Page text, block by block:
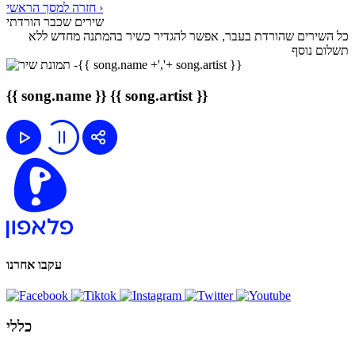
חזרה למסך הראשי ›
שירים שכבר הורדתי
כל השירים שהורדת בעבר, אפשר להגדיר כשיר בהמתנה מחדש ללא
תשלום נוסף
{{ song.name }} {{ song.artist }}
עקבו אחרנו
כללי